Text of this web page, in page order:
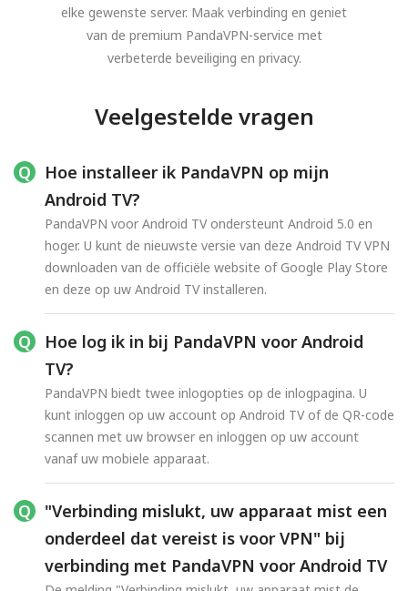
elke gewenste server. Maak verbinding en geniet
van de premium PandaVPN-service met
verbeterde beveiliging en privacy.
Veelgestelde vragen
Hoe installeer ik PandaVPN op mijn
Android TV?
PandaVPN voor Android TV ondersteunt Android 5.0 en
hoger. U kunt de nieuwste versie van deze Android TV VPN
downloaden van de officiële website of Google Play Store
en deze op uw Android TV installeren.
Hoe log ik in bij PandaVPN voor Android
TV?
PandaVPN biedt twee inlogopties op de inlogpagina. U
kunt inloggen op uw account op Android TV of de QR-code
scannen met uw browser en inloggen op uw account
vanaf uw mobiele apparaat.
"Verbinding mislukt, uw apparaat mist een
onderdeel dat vereist is voor VPN" bij
verbinding met PandaVPN voor Android TV